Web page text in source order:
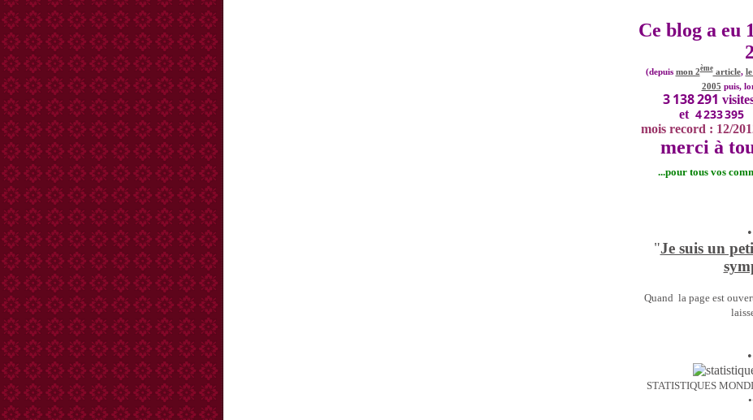
Ce blog a eu
(depuis mon 2èmearticle,
2005 puis,
3 138 291
et 4 233 395
mois record : 12/
merci à
...pour tous vos
"Je suis un
Quand la page est
STATISTIQUES